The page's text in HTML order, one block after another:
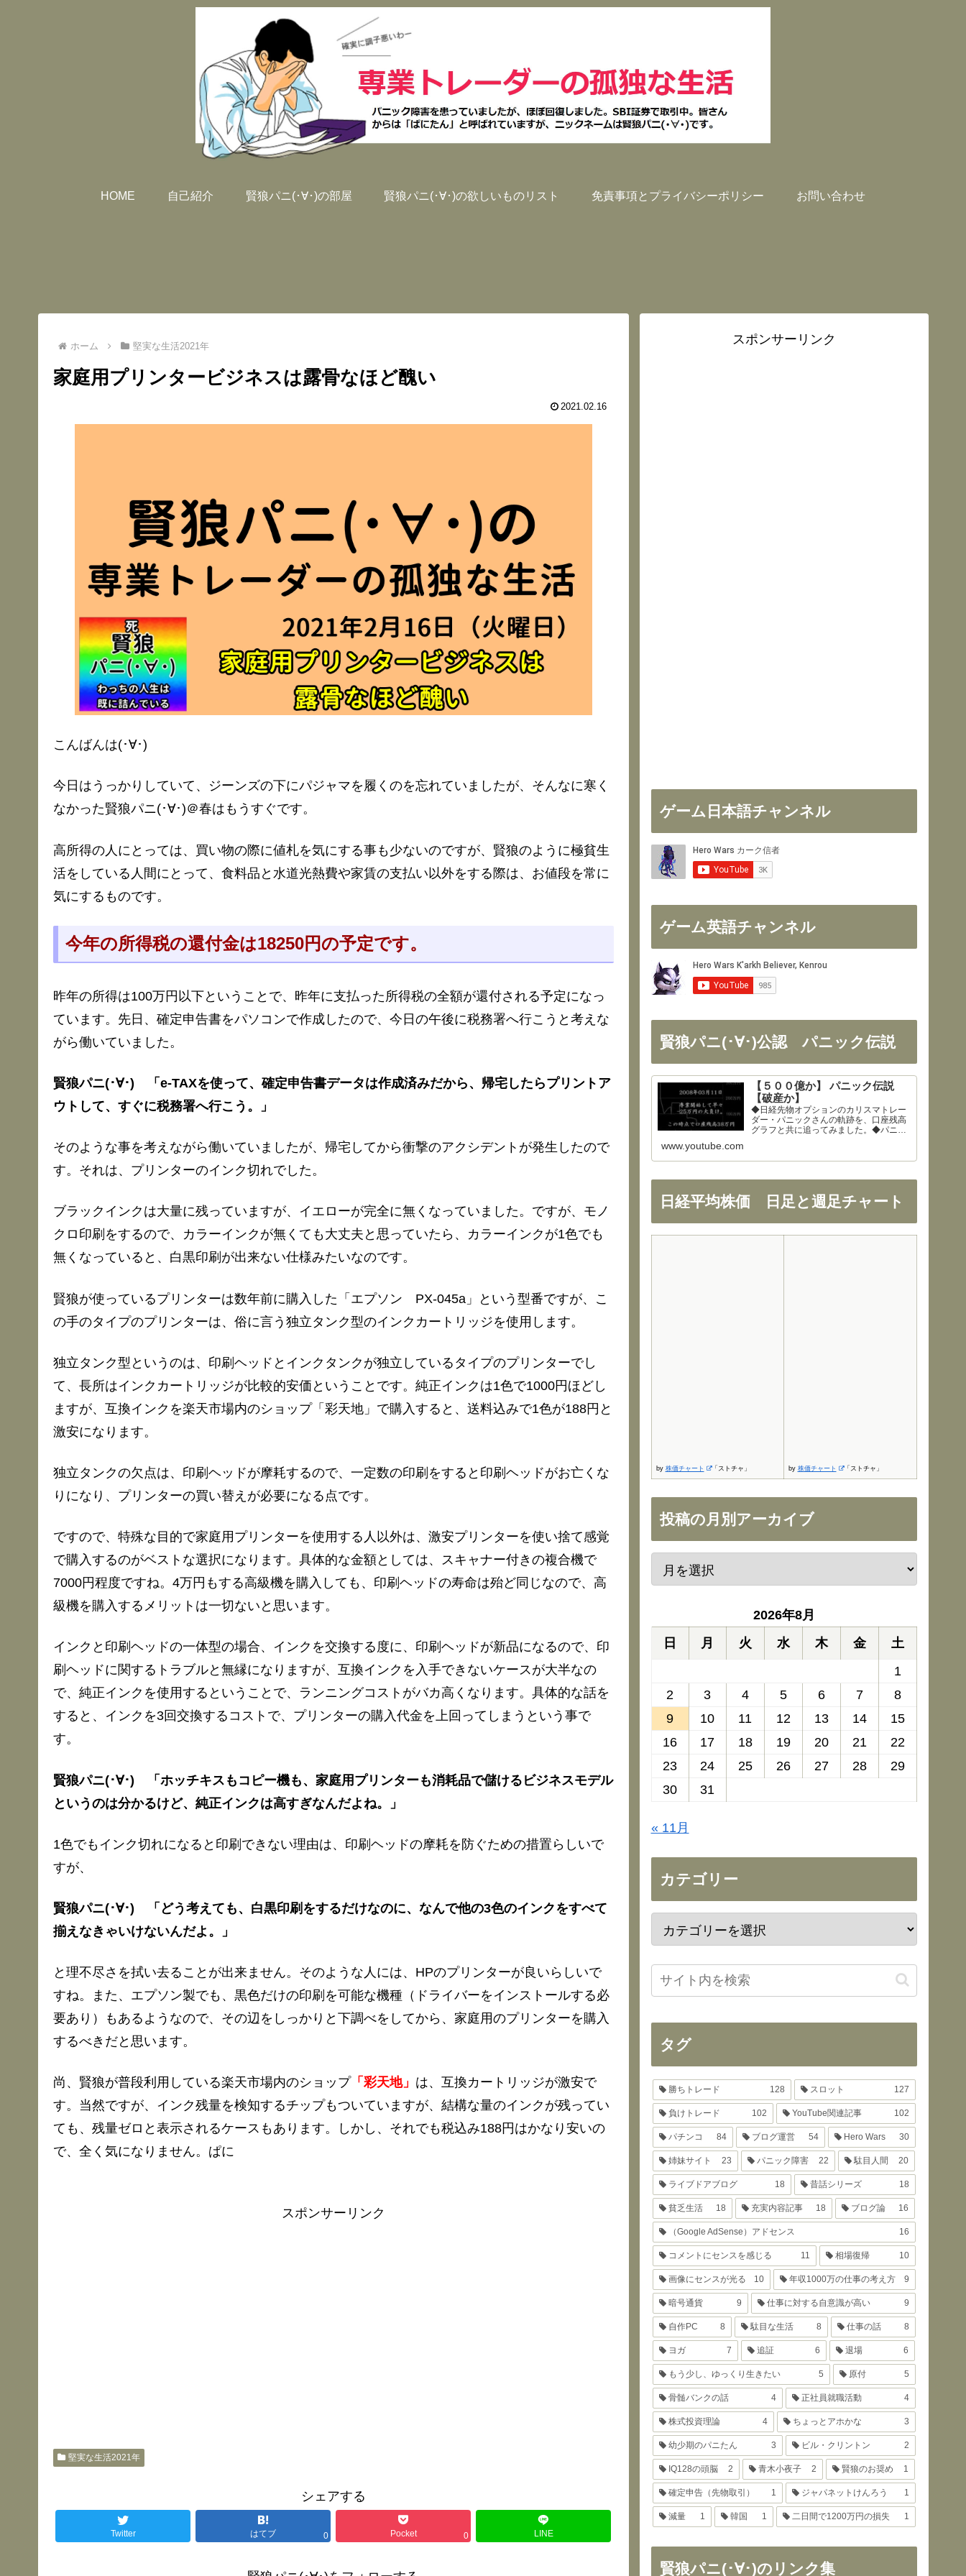
HOME 自己紹介 賢狼パニ(･∀･)の部屋 賢狼パニ(･∀･)の欲しいものリスト 免責事項とプライバシーポリシー お問い合わせ
ホーム 堅実な生活2021年
家庭用プリンタービジネスは露骨なほど醜い
2021.02.16
こんばんは(･∀･)
今日はうっかりしていて、ジーンズの下にパジャマを履くのを忘れていましたが、そんなに寒く
なかった賢狼パニ(･∀･)＠春はもうすぐです。
高所得の人にとっては、買い物の際に値札を気にする事も少ないのですが、賢狼のように極貧生
活をしている人間にとって、食料品と水道光熱費や家賃の支払い以外をする際は、お値段を常に
気にするものです。
今年の所得税の還付金は18250円の予定です。
昨年の所得は100万円以下ということで、昨年に支払った所得税の全額が還付される予定になっ
ています。先日、確定申告書をパソコンで作成したので、今日の午後に税務署へ行こうと考えな
がら働いていました。
賢狼パニ(･∀･) 「e-TAXを使って、確定申告書データは作成済みだから、帰宅したらプリントア
ウトして、すぐに税務署へ行こう。」
そのような事を考えながら働いていましたが、帰宅してから衝撃のアクシデントが発生したので
す。それは、プリンターのインク切れでした。
ブラックインクは大量に残っていますが、イエローが完全に無くなっていました。ですが、モノ
クロ印刷をするので、カラーインクが無くても大丈夫と思っていたら、カラーインクが1色でも
無くなっていると、白黒印刷が出来ない仕様みたいなのです。
賢狼が使っているプリンターは数年前に購入した「エプソン PX-045a」という型番ですが、こ
の手のタイプのプリンターは、俗に言う独立タンク型のインクカートリッジを使用します。
独立タンク型というのは、印刷ヘッドとインクタンクが独立しているタイプのプリンターでし
て、長所はインクカートリッジが比較的安価ということです。純正インクは1色で1000円ほどし
ますが、互換インクを楽天市場内のショップ「彩天地」で購入すると、送料込みで1色が188円と
激安になります。
独立タンクの欠点は、印刷ヘッドが摩耗するので、一定数の印刷をすると印刷ヘッドがお亡くな
りになり、プリンターの買い替えが必要になる点です。
ですので、特殊な目的で家庭用プリンターを使用する人以外は、激安プリンターを使い捨て感覚
で購入するのがベストな選択になります。具体的な金額としては、スキャナー付きの複合機で
7000円程度ですね。4万円もする高級機を購入しても、印刷ヘッドの寿命は殆ど同じなので、高
級機を購入するメリットは一切ないと思います。
インクと印刷ヘッドの一体型の場合、インクを交換する度に、印刷ヘッドが新品になるので、印
刷ヘッドに関するトラブルと無縁になりますが、互換インクを入手できないケースが大半なの
で、純正インクを使用するということで、ランニングコストがバカ高くなります。具体的な話を
すると、インクを3回交換するコストで、プリンターの購入代金を上回ってしまうという事で
す。
賢狼パニ(･∀･) 「ホッチキスもコピー機も、家庭用プリンターも消耗品で儲けるビジネスモデル
というのは分かるけど、純正インクは高すぎなんだよね。」
1色でもインク切れになると印刷できない理由は、印刷ヘッドの摩耗を防ぐための措置らしいで
すが、
賢狼パニ(･∀･) 「どう考えても、白黒印刷をするだけなのに、なんで他の3色のインクをすべて
揃えなきゃいけないんだよ。」
と理不尽さを拭い去ることが出来ません。そのような人には、HPのプリンターが良いらしいで
すね。また、エプソン製でも、黒色だけの印刷を可能な機種（ドライバーをインストールする必
要あり）もあるようなので、その辺をしっかりと下調べをしてから、家庭用のプリンターを購入
するべきだと思います。
尚、賢狼が普段利用している楽天市場内のショップ「彩天地」 は、互換カートリッジが激安で
す。当然ですが、インク残量を検知するチップもついていますが、結構な量のインクが残ってい
ても、残量ゼロと表示されるケースもあります。しかし、それでも税込み188円はかなり安いの
で、全く気になりません。ぱに
スポンサーリンク
堅実な生活2021年
シェアする
Twitter はてブ 0 Pocket 0 LINE
スポンサーリンク
ゲーム日本語チャンネル
ゲーム英語チャンネル
賢狼パニ(･∀･)公認 パニック伝説
【５００億か】 パニック伝説
【破産か】
◆日経先物オプションのカリスマトレー
ダー・パニックさんの軌跡を、口座残高
グラフと共に追ってみました。◆パニッ
大部分を使わせて頂きました。ありがと
www.youtube.com
日経平均株価 日足と週足チャート
by 株価チャート 「ストチャ」 by 株価チャート 「ストチャ」
投稿の月別アーカイブ
2026年8月
日
月 火 水 木 金
土
1
2
3 4 5 6 7
8
9
10 11 12 13 14
15
16
17 18 19 20 21
22
23
24 25 26 27 28
29
30
31
« 11月
カテゴリー
タグ
勝ちトレード 128 スロット 127
負けトレード 102 YouTube関連記事 102
パチンコ 84 ブログ運営 54 Hero Wars 30
姉妹サイト 23 パニック障害 22 駄目人間 20
ライブドアブログ 18 昔話シリーズ 18
貧乏生活 18 充実内容記事 18 ブログ論 16
（Google AdSense）アドセンス 16
コメントにセンスを感じる 11 相場復帰 10
画像にセンスが光る 10 年収1000万の仕事の考え方 9
暗号通貨 9 仕事に対する自意識が高い 9
自作PC 8 駄目な生活 8 仕事の話 8
ヨガ 7 追証 6 退場 6
もう少し、ゆっくり生きたい 5 原付 5
骨髄バンクの話 4 正社員就職活動 4
株式投資理論 4 ちょっとアホかな 3
幼少期のパニたん 3 ビル・クリントン 2
IQ128の頭脳 2 青木小夜子 2 賢狼のお奨め 1
確定申告（先物取引） 1 ジャパネットけんろう 1
減量 1 韓国 1 二日間で1200万円の損失 1
賢狼パニ(･∀･)のリンク集